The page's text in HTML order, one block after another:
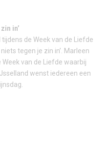
in’
tijdens de Week van de Liefde
tegen je zin in’. Marleen
van de Liefde waarbij
wenst iedereen een